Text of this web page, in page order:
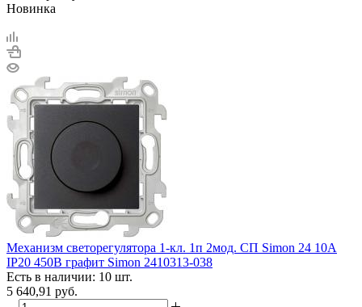
Новинка
Механизм светорегулятора 1-кл. 1п 2мод. СП Simon 24 10А
IP20 450В графит Simon 2410313-038
Есть в наличии: 10 шт.
5 640,91 руб.